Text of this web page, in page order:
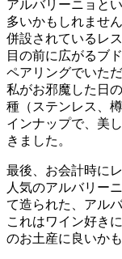
アルバリーニョと
多いかもしれません
併設されているレ
目の前に広がるブ
ペアリングでいた
私がお邪魔した日
種（ステンレス、
インナップで、美
きました。
最後、お会計時に
人気のアルバリー
て造られた、アル
これはワイン好き
のお土産に良いかも